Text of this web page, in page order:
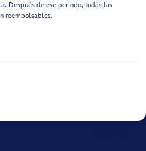
Después de ese período, todas las
reembolsables.